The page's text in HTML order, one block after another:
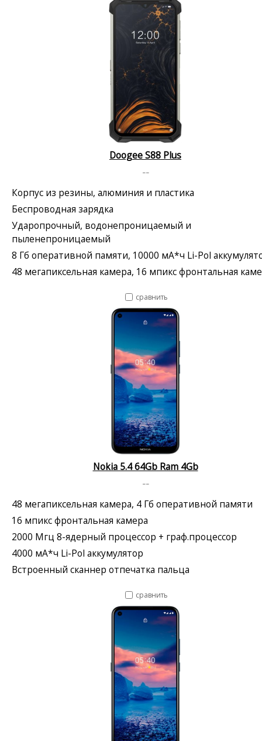
Doogee S88 Plus
--
Корпус из резины, алюминия и пластика
Беспроводная зарядка
Ударопрочный, водонепроницаемый и
пыленепроницаемый
8 Гб оперативной памяти, 10000 мА*ч Li-Pol
48 мегапиксельная камера, 16 мпикс фронтальная
сравнить
Nokia 5.4 64Gb Ram 4Gb
--
48 мегапиксельная камера, 4 Гб оперативной памяти
16 мпикс фронтальная камера
2000 Мгц 8-ядерный процессор + граф.процессор
4000 мА*ч Li-Pol аккумулятор
Встроенный сканнер отпечатка пальца
сравнить